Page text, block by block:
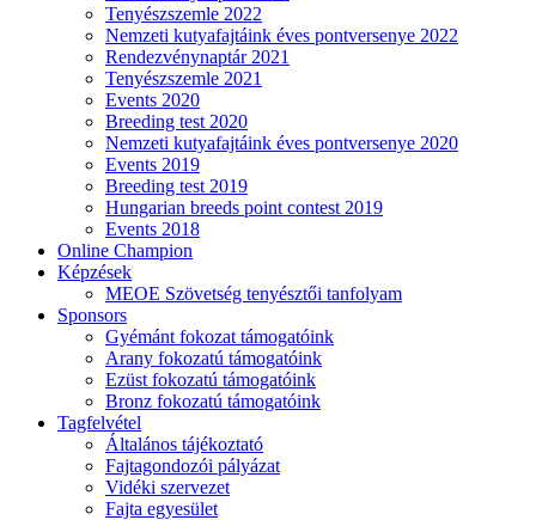
Tenyészszemle 2022
Nemzeti kutyafajtáink éves pontversenye 2022
Rendezvénynaptár 2021
Tenyészszemle 2021
Events 2020
Breeding test 2020
Nemzeti kutyafajtáink éves pontversenye 2020
Events 2019
Breeding test 2019
Hungarian breeds point contest 2019
Events 2018
Online Champion
Képzések
MEOE Szövetség tenyésztői tanfolyam
Sponsors
Gyémánt fokozat támogatóink
Arany fokozatú támogatóink
Ezüst fokozatú támogatóink
Bronz fokozatú támogatóink
Tagfelvétel
Általános tájékoztató
Fajtagondozói pályázat
Vidéki szervezet
Fajta egyesület